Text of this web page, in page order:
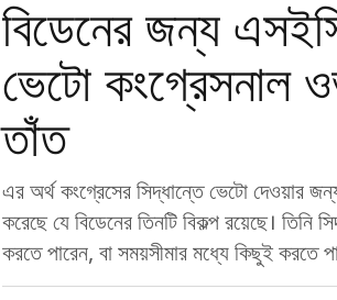
বিডেনের জন্য
ভেটো কংগ্রেসনাল
তাঁত
এর অর্থ কংগ্রেসের সিদ্ধান্তে ভেটো দেওয়ার
করেছে যে বিডেনের তিনটি বিকল্প রয়েছে।
করতে পারেন, বা সময়সীমার মধ্যে কিছুই করতে